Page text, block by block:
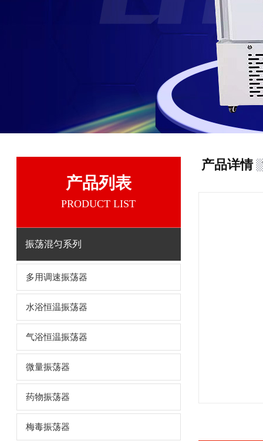
产品列表
PRODUCT LIST
振荡混匀系列
多用调速振荡器
水浴恒温振荡器
气浴恒温振荡器
微量振荡器
药物振荡器
梅毒振荡器
产品详情